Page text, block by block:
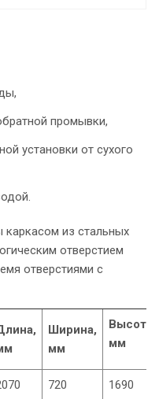
промывки,
установки от сухого
каркасом из стальных
отверстием
отверстиями с
Ширина,
мм
Высота,
мм
720 1690